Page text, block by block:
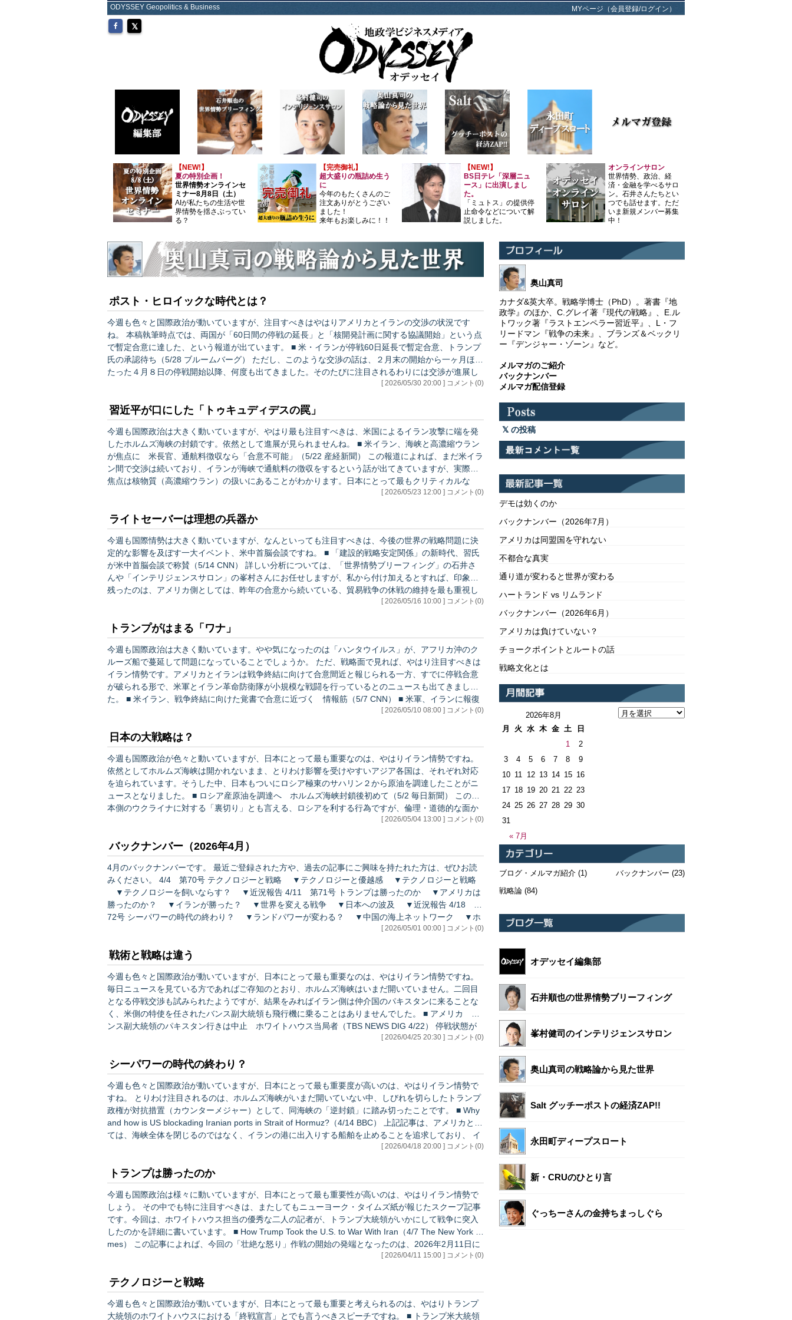
ODYSSEY Geopolitics & Business MYページ（会員登録/ログイン）
【NEW!】
夏の特別企画！
世界情勢オンラインセ
ミナー8月8日（土）
AIが私たちの生活や世
界情勢を揺さぶってい
る？
【完売御礼】
超大盛りの瓶詰め生う
に
今年のもたくさんのご
注文ありがとうござい
ました！
来年もお楽しみに！！
【NEW!】
BS日テレ「深層ニュ
ース」に出演しまし
た。
「ミュトス」の提供停
止命令などについて解
説しました。
オンラインサロン
世界情勢、政治、経
済・金融を学べるサロ
ン。石井さんたちとい
つでも話せます。ただ
いま新規メンバー募集
中！
ポスト・ヒロイックな時代とは？
今週も色々と国際政治が動いていますが、注目すべきはやはりアメリカとイランの交渉の状況です
ね。 本稿執筆時点では、両国が「60日間の停戦の延長」と「核開発計画に関する協議開始」という点
で暫定合意に達した、という報道が出ています。 ■ 米・イランが停戦60日延長で暫定合意、トランプ
氏の承認待ち（5/28 ブルームバーグ） ただし、このような交渉の話は、２月末の開始から一ヶ月ほど
たった４月８日の停戦開始以降、何度も出てきました。そのたびに注目されるわりには交渉が進展し
ていないことが判明し、株価のインサイダー取引疑惑も浮上するなど、どうにもスッキリしない展開
[ 2026/05/30 20:00 ] コメント(0)
習近平が口にした「トゥキュディデスの罠」
今週も国際政治は大きく動いていますが、やはり最も注目すべきは、米国によるイラン攻撃に端を発
したホルムズ海峡の封鎖です。依然として進展が見られませんね。 ■ 米イラン、海峡と高濃縮ウラン
が焦点に 米長官、通航料徴収なら「合意不可能」（5/22 産経新聞） この報道によれば、まだ米イラ
ン間で交渉は続いており、イランが海峡で通航料の徴収をするという話が出てきていますが、実際の
焦点は核物質（高濃縮ウラン）の扱いにあることがわかります。日本にとって最もクリティカルな
「封鎖解除」は交渉の重要なポイントになっておらず、進展がみられないように見えます。 交渉が難
[ 2026/05/23 12:00 ] コメント(0)
ライトセーバーは理想の兵器か
今週も国際情勢は大きく動いていますが、なんといっても注目すべきは、今後の世界の戦略問題に決
定的な影響を及ぼす一大イベント、米中首脳会談ですね。 ■ 「建設的戦略安定関係」の新時代、習氏
が米中首脳会談で称賛（5/14 CNN） 詳しい分析については、「世界情勢ブリーフィング」の石井さ
んや「インテリジェンスサロン」の峯村さんにお任せしますが、私から付け加えるとすれば、印象に
残ったのは、アメリカ側としては、昨年の合意から続いている、貿易戦争の休戦の維持を最も重視し
ましたが、中国側は、台湾問題を率先して取り上げ、アメリカ側に強く迫ったことです。 このことを
[ 2026/05/16 10:00 ] コメント(0)
トランプがはまる「ワナ」
今週も国際政治は大きく動いています。やや気になったのは「ハンタウイルス」が、アフリカ沖のク
ルーズ船で蔓延して問題になっていることでしょうか。 ただ、戦略面で見れば、やはり注目すべきは
イラン情勢です。アメリカとイランは戦争終結に向けて合意間近と報じられる一方、すでに停戦合意
が破られる形で、米軍とイラン革命防衛隊が小規模な戦闘を行っているとのニュースも出てきまし
た。 ■ 米イラン、戦争終結に向けた覚書で合意に近づく 情報筋（5/7 CNN） ■ 米軍、イランに報復
[ 2026/05/10 08:00 ] コメント(0)
日本の大戦略は？
今週も国際政治が色々と動いていますが、日本にとって最も重要なのは、やはりイラン情勢ですね。
依然としてホルムズ海峡は開かれないまま、とりわけ影響を受けやすいアジア各国は、それぞれ対応
を迫られています。そうした中、日本もついにロシア極東のサハリン２から原油を調達したことがニ
ュースとなりました。 ■ ロシア産原油を調達へ ホルムズ海峡封鎖後初めて（5/2 毎日新聞） この日
本側のウクライナに対する「裏切り」とも言える、ロシアを利する行為ですが、倫理・道徳的な面か
ら国論を二分するような議論になるかどうかといえば、微妙なところです。 むしろ、「エネルギーを[ 2026/05/04 13:00 ] コメント(0)
バックナンバー（2026年4月）
4月のバックナンバーです。 最近ご登録された方や、過去の記事にご興味を持たれた方は、ぜひお読
みください。 4/4 第70号 テクノロジーと戦略 ▼テクノロジーと優越感 ▼テクノロジーと戦略
▼テクノロジーを飼いならす？ ▼近況報告 4/11 第71号 トランプは勝ったのか ▼アメリカは
勝ったのか？ ▼イランが勝った？ ▼世界を変える戦争 ▼日本への波及 ▼近況報告 4/18 第
72号 シーパワーの時代の終わり？ ▼ランドパワーが変わる？ ▼中国の海上ネットワーク ▼ホ
ルムズ海峡の封鎖 ▼「アメリカのシーパワー時代」の終わり？ ▼今後のシナリオは？ ▼近況
[ 2026/05/01 00:00 ] コメント(0)
戦術と戦略は違う
今週も色々と国際政治が動いていますが、日本にとって最も重要なのは、やはりイラン情勢ですね。
毎日ニュースを見ている方であればご存知のとおり、ホルムズ海峡はいまだ開いていません。二回目
となる停戦交渉も試みられたようですが、結果をみればイラン側は仲介国のパキスタンに来ることな
く、米側の特使を任されたバンス副大統領も飛行機に乗ることはありませんでした。 ■ アメリカ バ
ンス副大統領のパキスタン行きは中止 ホワイトハウス当局者（TBS NEWS DIG 4/22） 停戦状態が
続いていることはわずかな希望といえます。しかしその一方、アメリカは「次の一手」として、イラ
[ 2026/04/25 20:30 ] コメント(0)
シーパワーの時代の終わり？
今週も色々と国際政治が動いていますが、日本にとって最も重要度が高いのは、やはりイラン情勢で
すね。 とりわけ注目されるのは、ホルムズ海峡がいまだ開いていない中、しびれを切らしたトランプ
政権が対抗措置（カウンターメジャー）として、同海峡の「逆封鎖」に踏み切ったことです。 ■ Why
and how is US blockading Iranian ports in Strait of Hormuz?（4/14 BBC） 上記記事は、アメリカとし
ては、海峡全体を閉じるのではなく、イランの港に出入りする船舶を止めることを追求しており、 イ
[ 2026/04/18 20:00 ] コメント(0)
トランプは勝ったのか
今週も国際政治は様々に動いていますが、日本にとって最も重要性が高いのは、やはりイラン情勢で
しょう。 その中でも特に注目すべきは、またしてもニューヨーク・タイムズ紙が報じたスクープ記事
です。今回は、ホワイトハウス担当の優秀な二人の記者が、トランプ大統領がいかにして戦争に突入
したのかを詳細に書いています。 ■ How Trump Took the U.S. to War With Iran（4/7 The New York Ti
mes） この記事によれば、今回の「壮絶な怒り」作戦の開始の発端となったのは、2026年2月11日に
ホワイトハウスで行われた、イスラエルのネタニヤフ首相による極秘説明…[ 2026/04/11 15:00 ] コメント(0)
テクノロジーと戦略
今週も色々と国際政治が動いていますが、日本にとって最も重要と考えられるのは、やはりトランプ
大統領のホワイトハウスにおける「終戦宣言」とでも言うべきスピーチですね。 ■ トランプ米大統領
奥山真司
カナダ&英大卒。戦略学博士（PhD）。著書『地
政学』のほか、C.グレイ著『現代の戦略』、E.ル
トワック著『ラストエンペラー習近平』、L・フ
リードマン『戦争の未来』、ブランズ＆ベックリ
ー『デンジャー・ゾーン』など。
メルマガのご紹介
バックナンバー
メルマガ配信登録
の投稿
デモは効くのか
バックナンバー（2026年7月）
アメリカは同盟国を守れない
不都合な真実
通り道が変わると世界が変わる
ハートランド vs リムランド
バックナンバー（2026年6月）
アメリカは負けていない？
チョークポイントとルートの話
戦略文化とは
2026年8月
月
火 水 木 金 土 日
« 7月
1
2
3
4 5 6 7 8
9
10 11 12 13 14 15 16
17 18 19 20 21 22 23
24 25 26 27 28 29 30
31
ブログ・メルマガ紹介 (1)
戦略論 (84)
バックナンバー (23)
オデッセイ編集部
石井順也の世界情勢ブリーフィング
峯村健司のインテリジェンスサロン
奥山真司の戦略論から見た世界
Salt グッチーポストの経済ZAP!!
永田町ディープスロート
新・CRUのひとり言
ぐっちーさんの金持ちまっしぐら